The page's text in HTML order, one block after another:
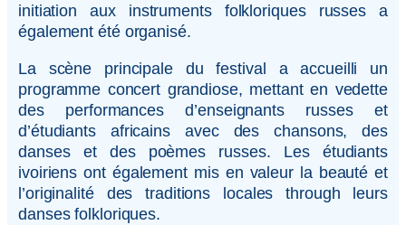
initiation aux instruments folkloriques russes a
également été organisé.
La scène principale du festival a accueilli un
programme concert grandiose, mettant en vedette
des performances d’enseignants russes et
d’étudiants africains avec des chansons, des
danses et des poèmes russes. Les étudiants
ivoiriens ont également mis en valeur la beauté et
l’originalité des traditions locales through leurs
danses folkloriques.